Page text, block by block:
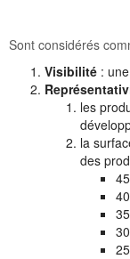
Sont considérés
Visibilité :
les
la
des